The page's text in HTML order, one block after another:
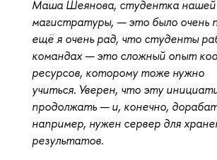
Маша Шеянова, студентка нашей
магистратуры, — это было очень
ещё я очень рад, что студенты
командах — это сложный опыт
ресурсов, которому тоже нужно
учиться. Уверен, что эту
продолжать — и, конечно,
например, нужен сервер для
результатов.